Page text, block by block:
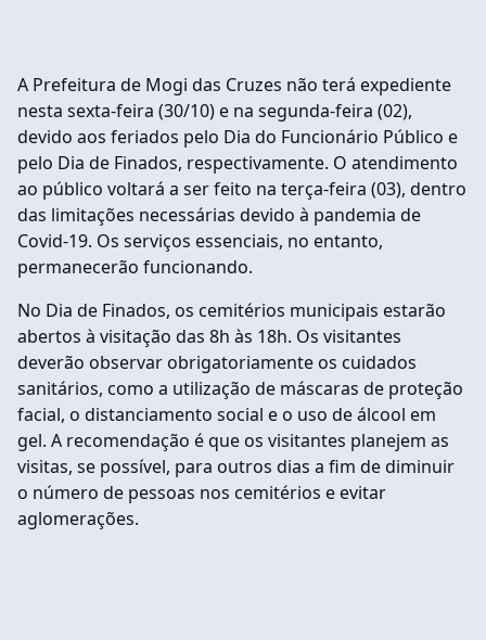
A Prefeitura de Mogi das Cruzes não terá expediente
nesta sexta-feira (30/10) e na segunda-feira (02),
devido aos feriados pelo Dia do Funcionário Público e
pelo Dia de Finados, respectivamente. O atendimento
ao público voltará a ser feito na terça-feira (03), dentro
das limitações necessárias devido à pandemia de
Covid-19. Os serviços essenciais, no entanto,
permanecerão funcionando.
No Dia de Finados, os cemitérios municipais estarão
abertos à visitação das 8h às 18h. Os visitantes
deverão observar obrigatoriamente os cuidados
sanitários, como a utilização de máscaras de proteção
facial, o distanciamento social e o uso de álcool em
gel. A recomendação é que os visitantes planejem as
visitas, se possível, para outros dias a fim de diminuir
o número de pessoas nos cemitérios e evitar
aglomerações.